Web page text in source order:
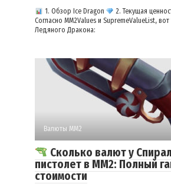
1. Обзор Ice Dragon
2. Текущая
Согласно MM2Values и SupremeValueList,
Ледяного Дракона:
Валюты ММ2
Сколько валют у
пистолет в ММ2: Полный
стоимости